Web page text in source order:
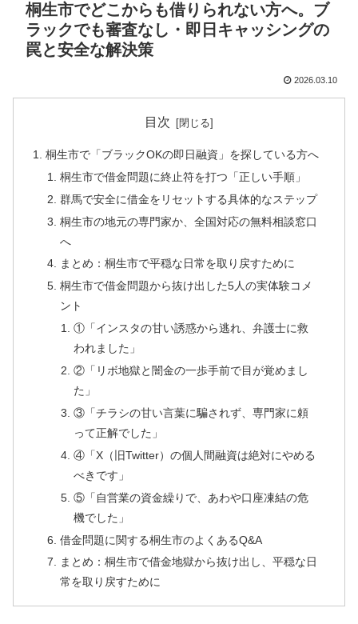
桐生市でどこからも借りられない方へ。ブ
ラックでも審査なし・即日キャッシングの
罠と安全な解決策
2026.03.10
目次
桐生市で「ブラックOKの即日融資」を探している方へ
桐生市で借金問題に終止符を打つ「正しい手順」
群馬で安全に借金をリセットする具体的なステップ
桐生市の地元の専門家か、全国対応の無料相談窓口
へ
まとめ：桐生市で平穏な日常を取り戻すために
桐生市で借金問題から抜け出した5人の実体験コメ
ント
①「インスタの甘い誘惑から逃れ、弁護士に救
われました」
②「リボ地獄と闇金の一歩手前で目が覚めまし
た」
③「チラシの甘い言葉に騙されず、専門家に頼
って正解でした」
④「X（旧Twitter）の個人間融資は絶対にやめる
べきです」
⑤「自営業の資金繰りで、あわや口座凍結の危
機でした」
借金問題に関する桐生市のよくあるQ&A
まとめ：桐生市で借金地獄から抜け出し、平穏な日
常を取り戻すために